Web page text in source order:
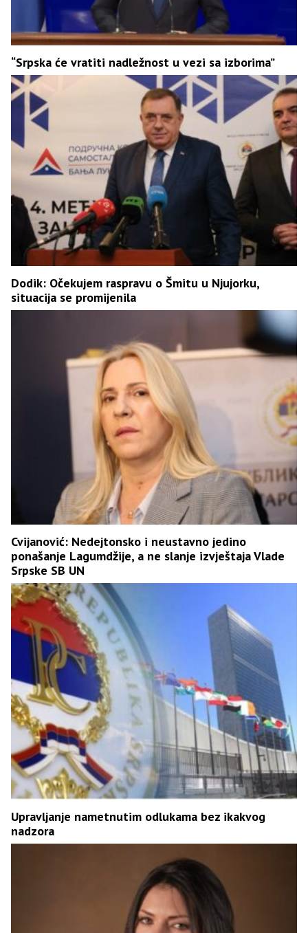
“Srpska će vratiti nadležnost u vezi sa izborima”
Dodik: Očekujem raspravu o Šmitu u Njujorku,
situacija se promijenila
Cvijanović: Nedejtonsko i neustavno jedino
ponašanje Lagumdžije, a ne slanje izvještaja Vlade
Srpske SB UN
Upravljanje nametnutim odlukama bez ikakvog
nadzora